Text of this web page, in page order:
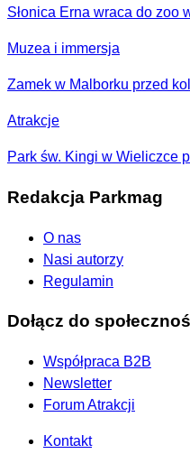
Słonica Erna wraca do zoo
Muzea i immersja
Zamek w Malborku przed
Atrakcje
Park św. Kingi w Wieliczce
Redakcja Parkmag
O nas
Nasi autorzy
Regulamin
Dołącz do
Współpraca B2B
Newsletter
Forum Atrakcji
Kontakt